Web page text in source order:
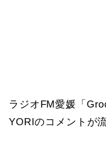
ラジオFM愛媛「
YORIのコメントが